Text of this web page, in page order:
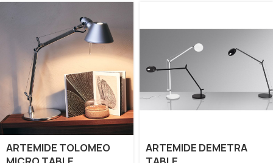
ARTEMIDE TOLOMEO
ARTEMIDE DEMETRA